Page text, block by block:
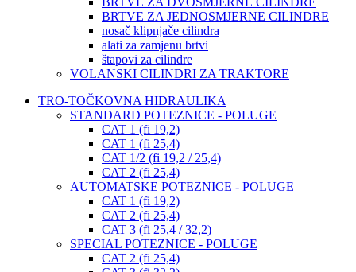
BRTVE ZA JEDNOSMJERNE CILINDRE
nosač klipnjače cilindra
alati za zamjenu brtvi
štapovi za cilindre
VOLANSKI CILINDRI ZA TRAKTORE
TRO-TOČKOVNA HIDRAULIKA
STANDARD POTEZNICE - POLUGE
CAT 1 (fi 19,2)
CAT 1 (fi 25,4)
CAT 1/2 (fi 19,2 / 25,4)
CAT 2 (fi 25,4)
AUTOMATSKE POTEZNICE - POLUGE
CAT 1 (fi 19,2)
CAT 2 (fi 25,4)
CAT 3 (fi 25,4 / 32,2)
SPECIAL POTEZNICE - POLUGE
CAT 2 (fi 25,4)